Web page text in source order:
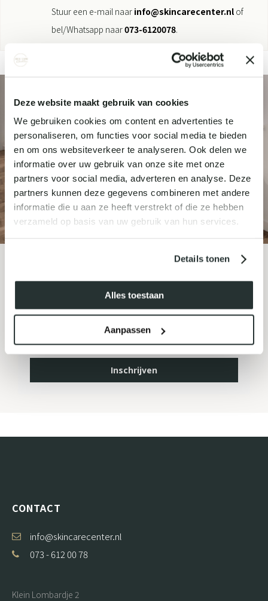
Deze website maakt gebruik van cookies
We gebruiken cookies om content en advertenties te
personaliseren, om functies voor social media te bieden
en om ons websiteverkeer te analyseren. Ook delen we
informatie over uw gebruik van onze site met onze
partners voor social media, adverteren en analyse. Deze
partners kunnen deze gegevens combineren met andere
informatie die u aan ze heeft verstrekt of die ze hebben
verzameld op basis van uw gebruik van hun services.
Details tonen
Alles toestaan
Aanpassen
Stuur een e-mail naar info@skincarecenter.nl of
bel/Whatsapp naar073-6120078.
NIEUWSBRIEF
Inschrijven
CONTACT
info@skincarecenter.nl
073 - 612 00 78
Klein Lombardje 2